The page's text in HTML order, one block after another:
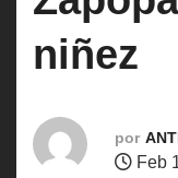
niñez
por
Feb